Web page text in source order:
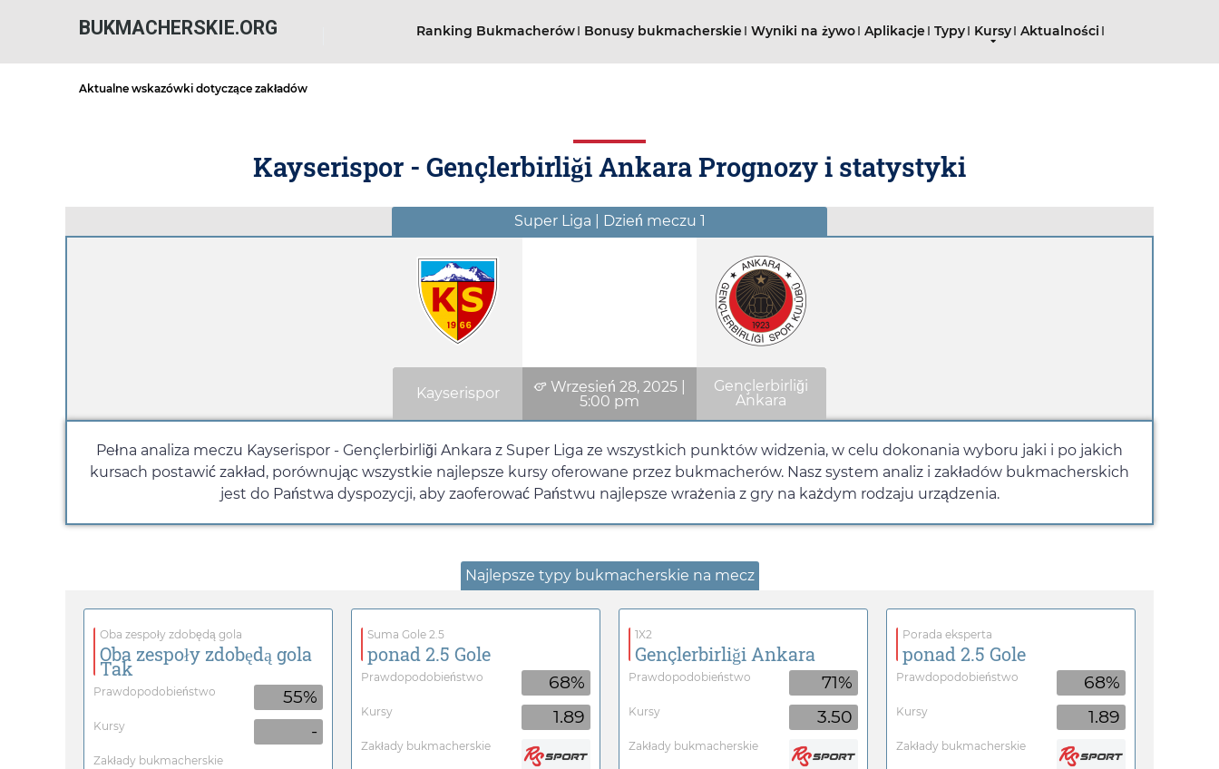
BUKMACHERSKIE.ORG Ranking Bukmacherów Bonusy bukmacherskie Wyniki na żywo Aplikacje Typy Kursy Aktualności
Aktualne wskazówki dotyczące zakładów
Kayserispor - Gençlerbirliği Ankara Prognozy i statystyki
Super Liga | Dzień meczu 1
Kayserispor Wrzesień 28, 2025|
5:00 pm
Gençlerbirliği
Ankara
Pełna analiza meczu Kayserispor - Gençlerbirliği Ankara z Super Liga ze wszystkich punktów widzenia, w celu dokonania wyboru jaki i po jakich
kursach postawić zakład, porównując wszystkie najlepsze kursy oferowane przez bukmacherów. Nasz system analiz i zakładów bukmacherskich
jest do Państwa dyspozycji, aby zaoferować Państwu najlepsze wrażenia z gry na każdym rodzaju urządzenia.
Najlepsze typy bukmacherskie na mecz
Oba zespoły zdobędą gola
Oba zespoły zdobędą gola
Tak
Prawdopodobieństwo 55%
Kursy -
Zakłady bukmacherskie
Suma Gole 2.5
ponad 2.5 Gole
Prawdopodobieństwo 68%
Kursy 1.89
Zakłady bukmacherskie
1X2
Gençlerbirliği Ankara
Prawdopodobieństwo 71%
Kursy 3.50
Zakłady bukmacherskie
Porada eksperta
ponad 2.5 Gole
Prawdopodobieństwo 68%
Kursy 1.89
Zakłady bukmacherskie